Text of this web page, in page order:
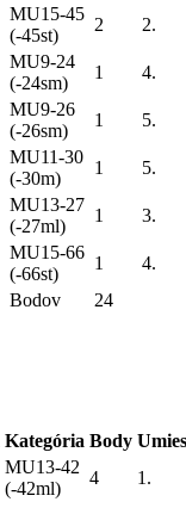
MU15-45
(-45st)
2 2.
MU9-24
(-24sm)
1 4.
MU9-26
(-26sm)
1 5.
MU11-30
(-30m)
1 5.
MU13-27
(-27ml)
1 3.
MU15-66
(-66st)
1
4.
Bodov 24
Kategória Body
MU13-42
(-42ml)
4
1.